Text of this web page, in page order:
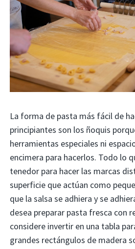
La forma de pasta más fácil de
principiantes son los ñoquis
herramientas especiales ni
encimera para hacerlos. Todo lo
tenedor para hacer las marcas
superficie que actúan como
que la salsa se adhiera y se
desea preparar pasta fresca con
considere invertir en una tabla
grandes rectángulos de madera